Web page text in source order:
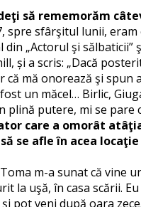
să rememorăm
sfârşitul lunii, eram
„Actorul şi sălbaticii”
și a scris: „Dacă
mă onorează şi
un măcel… Birlic,
putere, mi se pare
care a omorât
se afle în acea
m-a sunat că vine
la uşă, în casa scării.
veni după oara